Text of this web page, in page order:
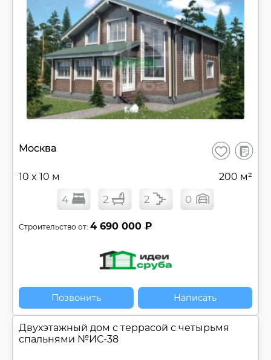
Москва Сохранить
В
10 x 10 м 200 м²
4 2 2 0
Строительство от: 4 690 000 ₽
Позвонить Написать
Двухэтажный дом c террасой с четырьмя
спальнями №ИС-38